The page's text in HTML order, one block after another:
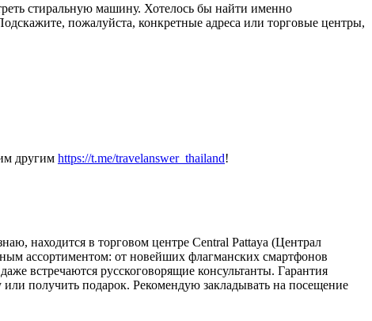
стиральную машину. Хотелось бы найти именно
пожалуйста, конкретные адреса или торговые центры,
другим https://t.me/travelanswer_thailand!
находится в торговом центре Central Pattaya (Централ
ассортиментом: от новейших флагманских смартфонов
встречаются русскоговорящие консультанты. Гарантия
получить подарок. Рекомендую закладывать на посещение